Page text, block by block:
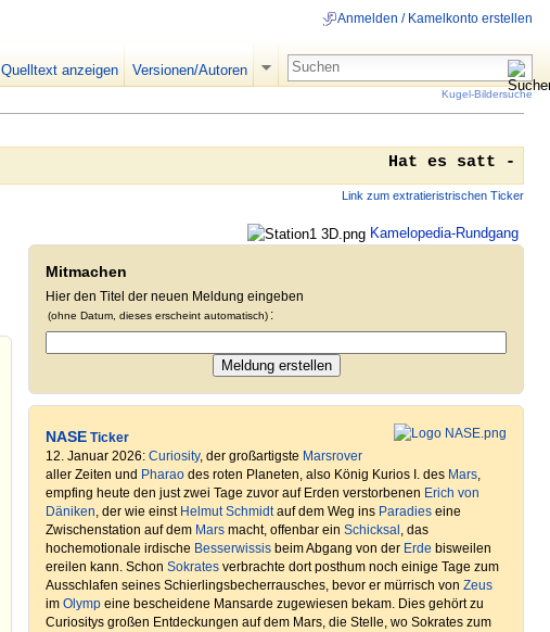
Hat
Link zum extratieristrischen Ticker
Kamelopedia-Rundgang
Mitmachen
Hier den Titel der neuen Meldung eingeben
(ohne Datum, dieses erscheint automatisch) :
NASE Ticker
12. Januar 2026: Curiosity, der großartigste Marsrover
aller Zeiten und Pharao des roten Planeten, also König Kurios I. des Mars
empfing heute den just zwei Tage zuvor auf Erden verstorbenen Erich von
Däniken , der wie einst Helmut Schmidtauf dem Weg ins Paradies eine
Zwischenstation auf dem Mars macht, offenbar ein Schicksal
, das
hochemotionale irdische Besserwissis beim Abgang von der Erde bisweilen
ereilen kann. Schon Sokrates verbrachte dort posthum noch einige Tage zum
Ausschlafen seines Schierlingsbecherrausches, bevor er mürrisch von Zeus
im Olymp eine bescheidene Mansarde zugewiesen bekam. Dies gehört zu
Curiositys großen Entdeckungen auf dem Mars, die Stelle, wo Sokrates zum
Anmelden / Kamelkonto erstellen
Quelltext anzeigen Versionen/Autoren
Kugel-Bildersuche